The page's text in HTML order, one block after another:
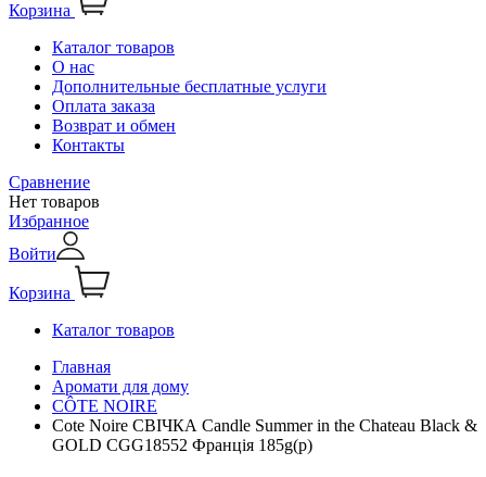
Корзина
Каталог товаров
О нас
Дополнительные бесплатные услуги
Оплата заказа
Возврат и обмен
Контакты
Сравнение
Нет товаров
Избранное
Войти
Корзина
Каталог товаров
Главная
Аромати для дому
CÔTE NOIRE
Cоte Noire СВІЧКА Candle Summer in the Chateau Black &
GOLD CGG18552 Франція 185g(р)